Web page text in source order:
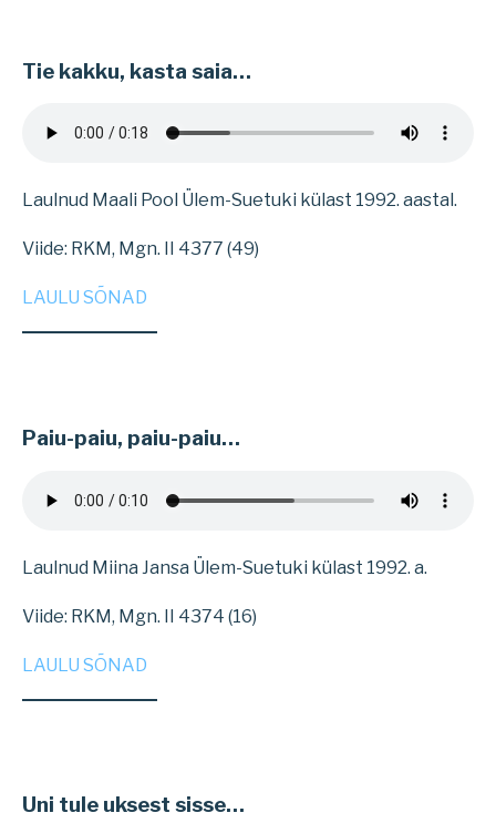
Tie kakku, kasta saia…
Laulnud Maali Pool Ülem-Suetuki külast 1992. aastal.
Viide: RKM, Mgn. II 4377 (49)
LAULU SÕNAD
Paiu-paiu, paiu-paiu…
Laulnud Miina Jansa Ülem-Suetuki külast 1992. a.
Viide: RKM, Mgn. II 4374 (16)
LAULU SÕNAD
Uni tule uksest sisse…